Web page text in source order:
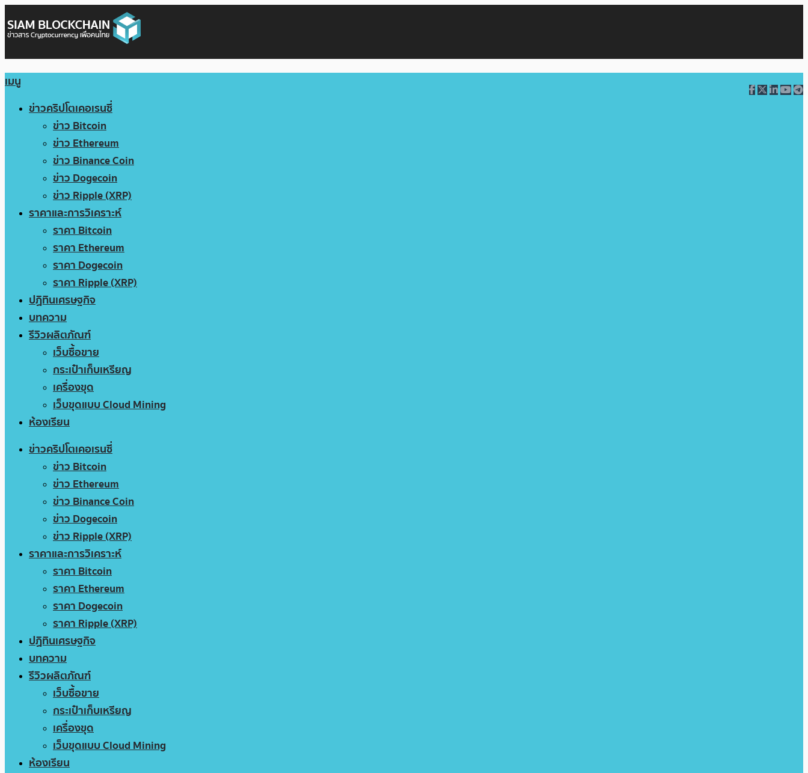
เมนู
ข่าวคริปโตเคอเรนซี่
ข่าว Bitcoin
ข่าว Ethereum
ข่าว Binance Coin
ข่าว Dogecoin
ข่าว Ripple (XRP)
ราคาและการวิเคราะห์
ราคา Bitcoin
ราคา Ethereum
ราคา Dogecoin
ราคา Ripple (XRP)
ปฏิทินเศรษฐกิจ
บทความ
รีวิวผลิตภัณฑ์
เว็บซื้อขาย
กระเป๋าเก็บเหรียญ
เครื่องขุด
เว็บขุดแบบ Cloud Mining
ห้องเรียน
ข่าวคริปโตเคอเรนซี่
ข่าว Bitcoin
ข่าว Ethereum
ข่าว Binance Coin
ข่าว Dogecoin
ข่าว Ripple (XRP)
ราคาและการวิเคราะห์
ราคา Bitcoin
ราคา Ethereum
ราคา Dogecoin
ราคา Ripple (XRP)
ปฏิทินเศรษฐกิจ
บทความ
รีวิวผลิตภัณฑ์
เว็บซื้อขาย
กระเป๋าเก็บเหรียญ
เครื่องขุด
เว็บขุดแบบ Cloud Mining
ห้องเรียน